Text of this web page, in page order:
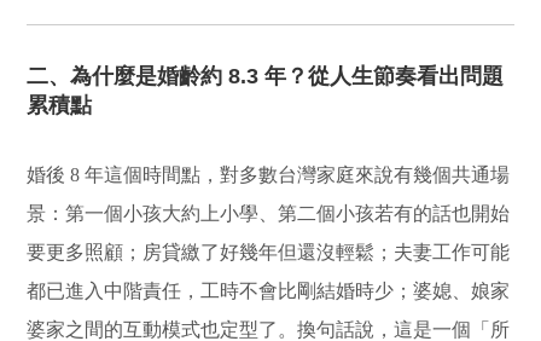
二、為什麼是婚齡約 8.3 年？從人生節奏看出問題
累積點
婚後 8 年這個時間點，對多數台灣家庭來說有幾個共通場
景：第一個小孩大約上小學、第二個小孩若有的話也開始
要更多照顧；房貸繳了好幾年但還沒輕鬆；夫妻工作可能
都已進入中階責任，工時不會比剛結婚時少；婆媳、娘家
婆家之間的互動模式也定型了。換句話說，這是一個「所